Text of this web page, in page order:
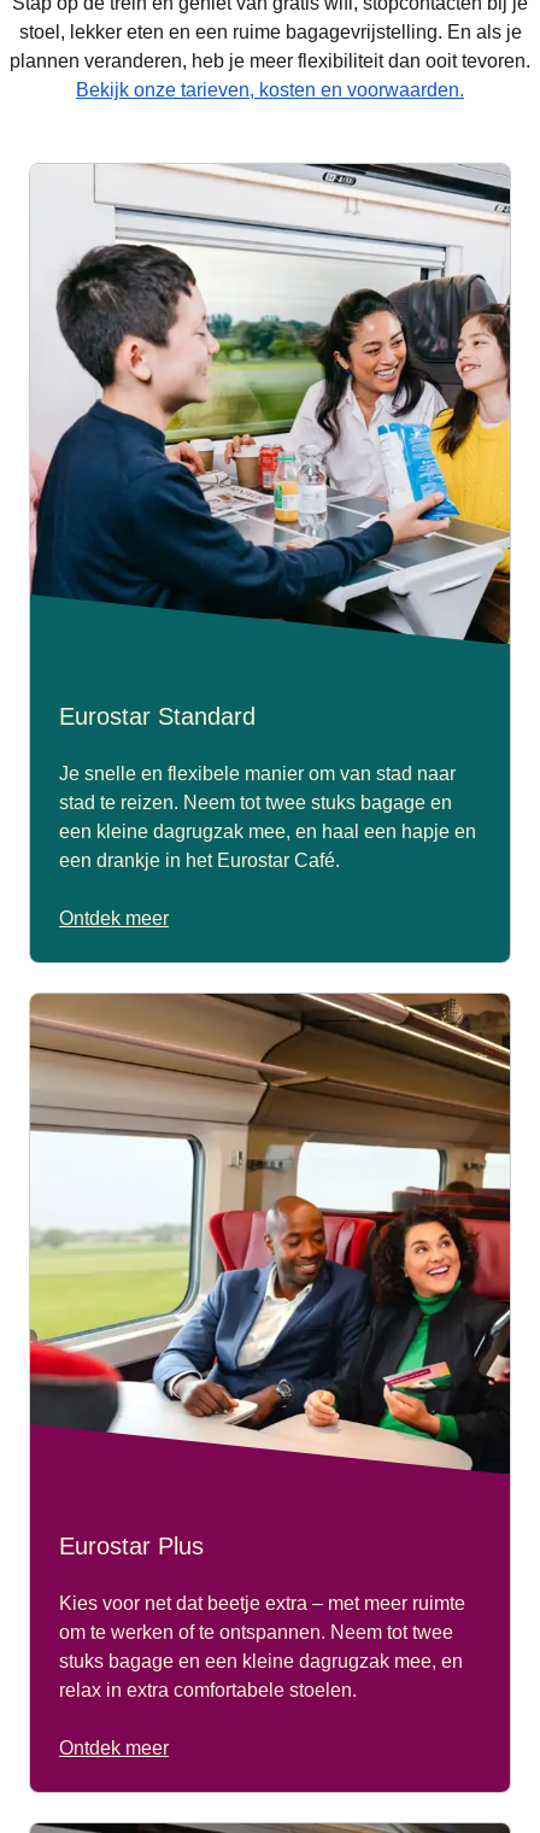
stoel, lekker eten en een ruime bagagevrijstelling. En als je
plannen veranderen, heb je meer flexibiliteit dan ooit tevoren.
Bekijk onze tarieven, kosten en voorwaarden.
Eurostar Standard
Je snelle en flexibele manier om van stad naar
stad te reizen. Neem tot twee stuks bagage en
een kleine dagrugzak mee, en haal een hapje en
een drankje in het Eurostar Café.
Ontdek meer
Eurostar Plus
Kies voor net dat beetje extra – met meer ruimte
om te werken of te ontspannen. Neem tot twee
stuks bagage en een kleine dagrugzak mee, en
relax in extra comfortabele stoelen.
Ontdek meer